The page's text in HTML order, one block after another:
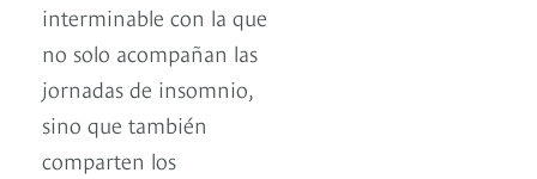
interminable con la que
no solo acompañan las
jornadas de insomnio,
sino que también
comparten los